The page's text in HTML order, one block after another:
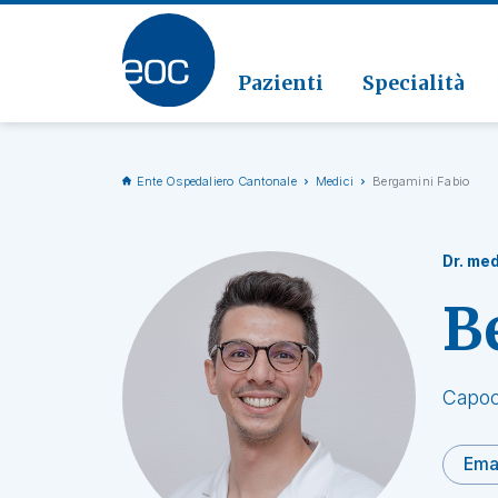
Pazienti Specialità
Vai alla sezione
Ente Ospedaliero Cantonale Medici Bergamini Fabio
Dr.